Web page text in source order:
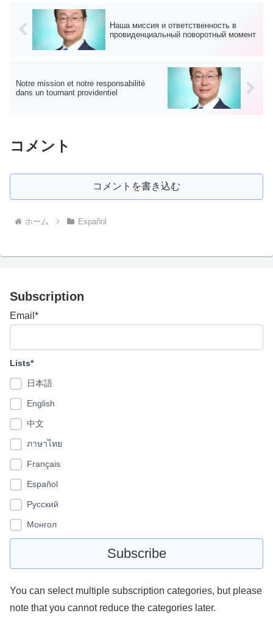
Наша миссия и ответственность в
провиденциальный поворотный момент
Notre mission et notre responsabilité
dans un tournant providentiel
コメント
コメントを書き込む
ホーム Español
Subscription
Email*
Lists*
日本語
English
中文
ภาษาไทย
Français
Español
Pусский
Монгол
You can select multiple subscription categories, but please
note that you cannot reduce the categories later.